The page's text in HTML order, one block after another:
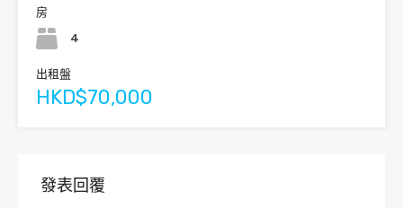
房
4
出租盤
HKD$70,000
發表回覆